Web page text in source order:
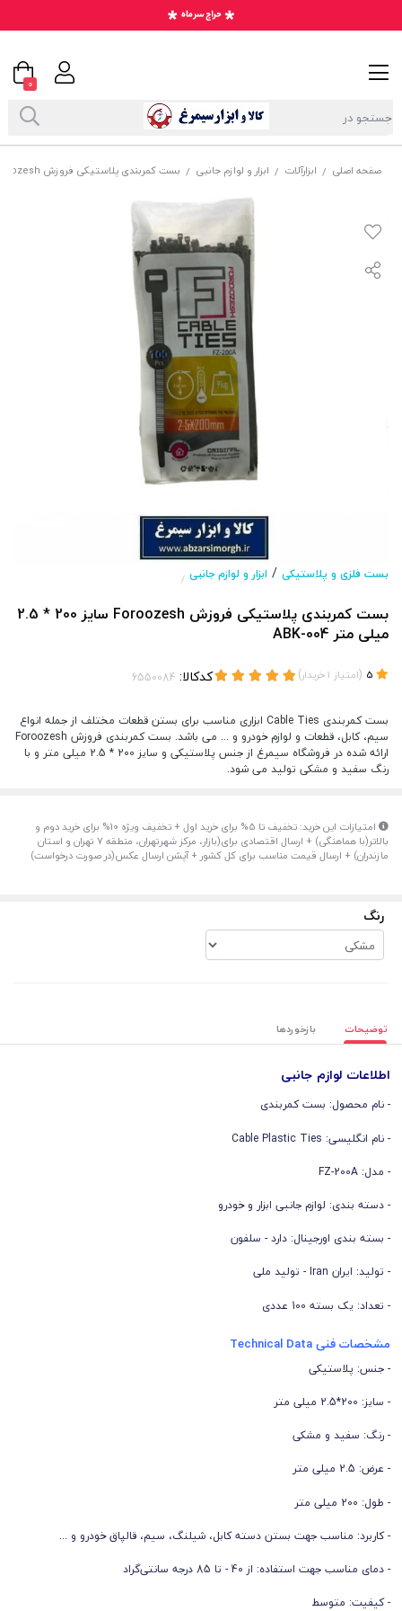
صفحه اصلی / ابزارآلات / ابزار و لوازم جانبی / بست کمربندی پلاستیکی فروزش Foroozesh سایز 200 * 2.5 میلی متر ABK-004
بست فلزی و پلاستیکی / ابزار و لوازم جانبی /
بست کمربندی پلاستیکی فروزش Foroozesh سایز 200 * 2.5
میلی متر ABK-004
(امتیاز 1خریدار) کدکالا:
بست کمربندی Cable Ties ابزاری مناسب برای بستن قطعات مختلف از جمله انواع
سیم، کابل، قطعات و لوازم خودرو و ... می باشد. بست کمربندی فروزش Foroozesh
ارائه شده در فروشگاه سیمرغ از جنس پلاستیکی و سایز 200 * 2.5 میلی متر و با
رنگ سفید و مشکی تولید می شود.
امتیازات این خرید: تخفیف تا 5% برای خرید اول + تخفیف ویژه 10% برای خرید دوم و
بالاتر(با هماهنگی) + ارسال اقتصادی برای(بازار، مرکز شهرتهران، منطقه 7 تهران و استان
مازندران) + ارسال قیمت مناسب برای کل کشور + آپشن ارسال عکس(در صورت درخواست)
رنگ
توضیحات بازخوردها
اطلاعات لوازم جانبی
- نام محصول: بست کمربندی
- نام انگلیسی: Cable Plastic Ties
- مدل: FZ-200A
- دسته بندی: لوازم جانبی ابزار و خودرو
- بسته بندی اورجینال: دارد - سلفون
- تولید: ایران Iran - تولید ملی
- تعداد: یک بسته 100 عددی
مشخصات فنی Technical Data
- جنس: پلاستیکی
- سایز: 200*2.5 میلی متر
- رنگ: سفید و مشکی
- عرض: 2.5 میلی متر
- طول: 200 میلی متر
- کاربرد: مناسب جهت بستن دسته کابل، شیلنگ، سیم، قالپاق خودرو و ...
- دمای مناسب جهت استفاده: از 40 - تا 85 درجه سانتی‌گراد
- کیفیت: متوسط
0